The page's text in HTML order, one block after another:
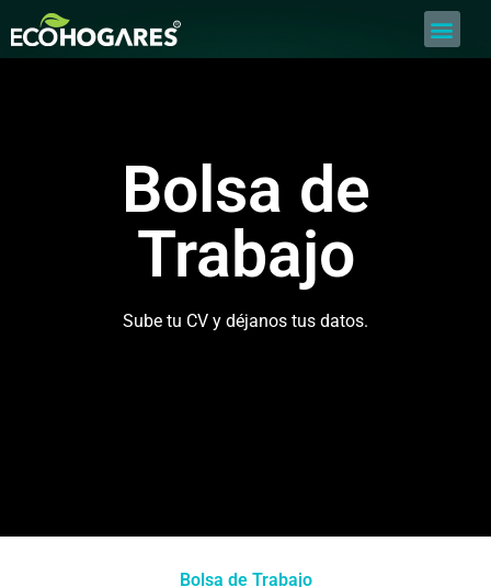
Bolsa de
Trabajo
Sube tu CV y déjanos tus datos.
Bolsa de Trabajo